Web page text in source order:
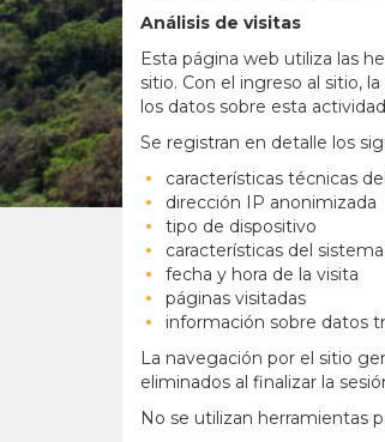
Análisis de visitas
Esta página web utiliza las
sitio. Con el ingreso al sitio,
los datos sobre esta
Se registran en detalle los
características técnicas
dirección IP anonimizada
tipo de dispositivo
características del
fecha y hora de la visita
páginas visitadas
información sobre datos
La navegación por el sitio
eliminados al finalizar la
No se utilizan herramientas